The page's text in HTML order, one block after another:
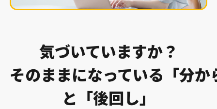
気づいていますか？
そのままになっている「分か
と「後回し」